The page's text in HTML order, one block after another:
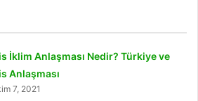
İklim Anlaşması Nedir? Türkiye ve
Anlaşması
7, 2021